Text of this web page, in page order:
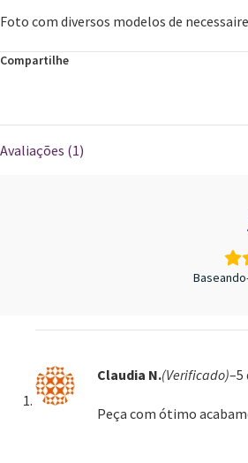
Foto com diversos modelos de
Compartilhe
Avaliações (1)
Claudia N.(Verificado)–5
Peça com ótimo